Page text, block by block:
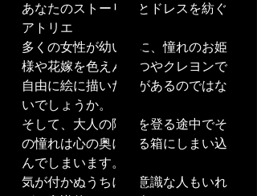
あなたのストーリーとドレスを紡ぐ
アトリエ
多くの女性が幼い頃に、憧れのお姫
様や花嫁を色えんぴつやクレヨンで
自由に絵に描いた事があるのではな
いでしょうか。
そして、大人の階段を登る途中でそ
の憧れは心の奥にある箱にしまい込
んでしまいます。
気が付かぬうちに無意識な人もいれ